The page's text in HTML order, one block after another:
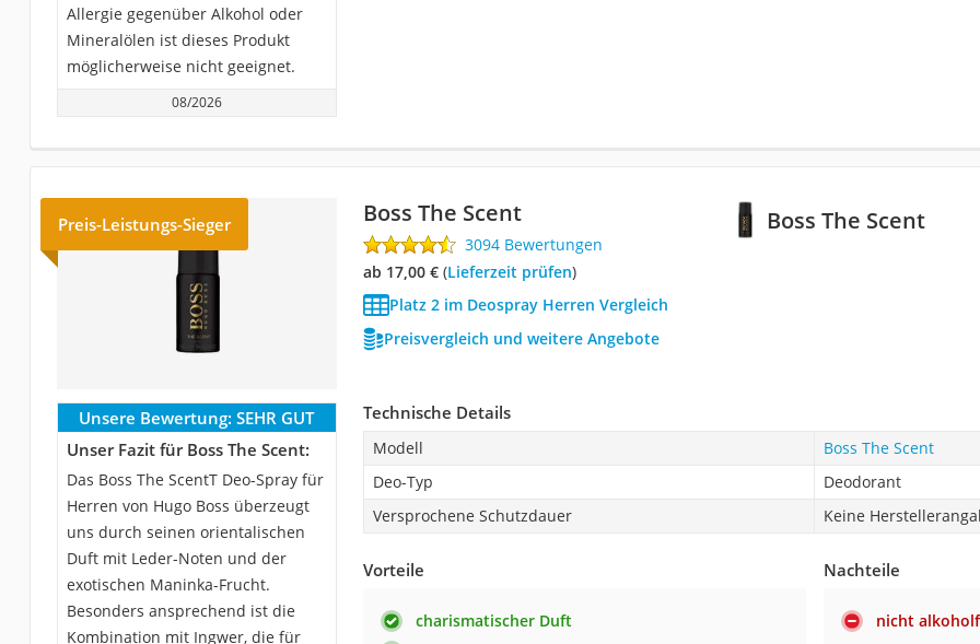
Allergie gegenüber Alkohol oder
Mineralölen ist dieses Produkt
möglicherweise nicht geeignet.
08/2026
Boss The Scent
Preis-Leistungs-Sieger Boss The Scent
3094 Bewertungen
ab 17,00 €(Lieferzeit prüfen)
Platz 2 im Deospray Herren Vergleich
Preisvergleich und weitere Angebote
Unsere Bewertung: SEHR GUT
Unser Fazit für Boss The Scent:
Das Boss The ScentT Deo-Spray für
Herren von Hugo Boss überzeugt
uns durch seinen orientalischen
Duft mit Leder-Noten und der
exotischen Maninka-Frucht.
Besonders ansprechend ist die
Kombination mit Ingwer, die für
Technische Details
Modell
Boss The Scent
Deo-Typ
Deodorant
Versprochene Schutzdauer
Keine
Vorteile
charismatischer Duft
Nachteile
nicht